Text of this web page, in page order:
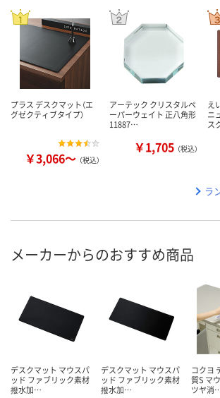
プラス デスクマット（エ
グゼクティブタイプ）
￥3,066～ （税込）
アーテック クリスタルペ
ーパーウェイト 正八角形
11887…
￥1,705 （税込）
え
ニ
ス
ラ
メーカーからのおすすめ商品
デスクマット マウスパ
ッド ファブリック素材
撥水加…
デスクマット マウスパ
ッド ファブリック素材
撥水加…
コクヨ
質S マ
ツヤ消